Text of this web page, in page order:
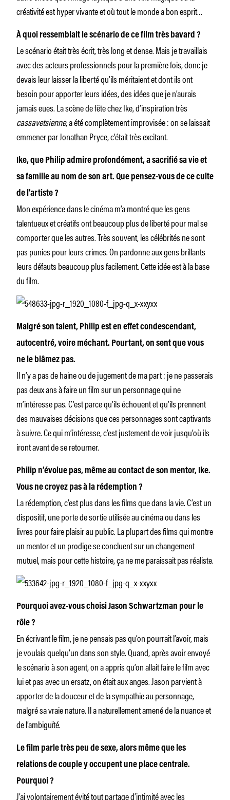
créativité est hyper vivante et où tout le monde a bon esprit…
À quoi ressemblait le scénario de ce film très bavard ?
Le scénario était très écrit, très long et dense. Mais je travaillais
avec des acteurs professionnels pour la première fois, donc je
devais leur laisser la liberté qu’ils méritaient et dont ils ont
besoin pour apporter leurs idées, des idées que je n’aurais
jamais eues. La scène de fête chez Ike, d’inspiration très
cassavetsienne, a été complètement improvisée : on se laissait
emmener par Jonathan Pryce, c’était très excitant.
Ike, que Philip admire profondément, a sacrifié sa vie et
sa famille au nom de son art. Que pensez-vous de ce culte
de l’artiste ?
Mon expérience dans le cinéma m’a montré que les gens
talentueux et créatifs ont beaucoup plus de liberté pour mal se
comporter que les autres. Très souvent, les célébrités ne sont
pas punies pour leurs crimes. On pardonne aux gens brillants
leurs défauts beaucoup plus facilement. Cette idée est à la base
du film.
Malgré son talent, Philip est en effet condescendant,
autocentré, voire méchant. Pourtant, on sent que vous
ne le blâmez pas.
Il n’y a pas de haine ou de jugement de ma part : je ne passerais
pas deux ans à faire un film sur un personnage qui ne
m’intéresse pas. C’est parce qu’ils échouent et qu’ils prennent
des mauvaises décisions que ces personnages sont captivants
à suivre. Ce qui m’intéresse, c’est justement de voir jusqu’où ils
iront avant de se retourner.
Philip n’évolue pas, même au contact de son mentor, Ike.
Vous ne croyez pas à la rédemption ?
La rédemption, c’est plus dans les films que dans la vie. C’est un
dispositif, une porte de sortie utilisée au cinéma ou dans les
livres pour faire plaisir au public. La plupart des films qui montre
un mentor et un prodige se concluent sur un changement
mutuel, mais pour cette histoire, ça ne me paraissait pas réaliste.
Pourquoi avez-vous choisi Jason Schwartzman pour le
rôle ?
En écrivant le film, je ne pensais pas qu’on pourrait l’avoir, mais
je voulais quelqu’un dans son style. Quand, après avoir envoyé
le scénario à son agent, on a appris qu’on allait faire le film avec
lui et pas avec un ersatz, on était aux anges. Jason parvient à
apporter de la douceur et de la sympathie au personnage,
malgré sa vraie nature. Il a naturellement amené de la nuance et
de l’ambiguïté.
Le film parle très peu de sexe, alors même que les
relations de couple y occupent une place centrale.
Pourquoi ?
J’ai volontairement évité tout partage d’intimité avec les